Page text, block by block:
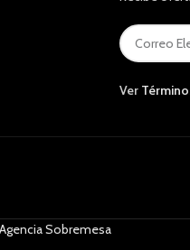
Ver
Agencia Sobremesa